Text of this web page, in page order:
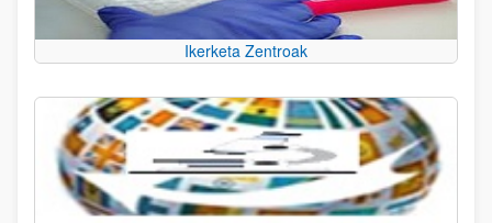
Ikerketa Zentroak